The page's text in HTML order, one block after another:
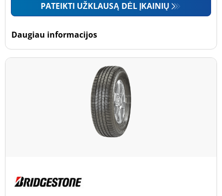
PATEIKTI UŽKLAUSĄ DĖL ĮKAINIŲ
Daugiau informacijos